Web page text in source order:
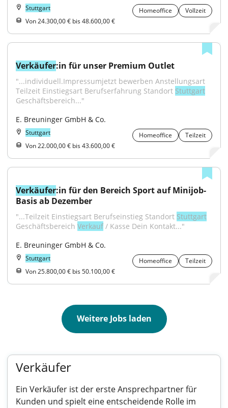
Stuttgart Homeoffice
Vollzeit
Von 24.300,00 € bis 48.600,00 €
Verkäufer:in für unser Premium Outlet
"...individuell.Impressumjetzt bewerben Anstellungsart
Teilzeit Einstiegsart Berufserfahrung Standort Stuttgart
Geschäftsbereich..."
E. Breuninger GmbH & Co.
Stuttgart Homeoffice
Teilzeit
Von 22.000,00 € bis 43.600,00 €
Verkäufer:in für den Bereich Sport auf Minijob-
Basis ab Dezember
"...Teilzeit Einstiegsart Berufseinstieg Standort Stuttgart
Geschäftsbereich Verkauf / Kasse Dein Kontakt..."
E. Breuninger GmbH & Co.
Stuttgart Homeoffice
Teilzeit
Von 25.800,00 € bis 50.100,00 €
Weitere Jobs laden
Verkäufer
Ein Verkäufer ist der erste Ansprechpartner für
Kunden und spielt eine entscheidende Rolle im